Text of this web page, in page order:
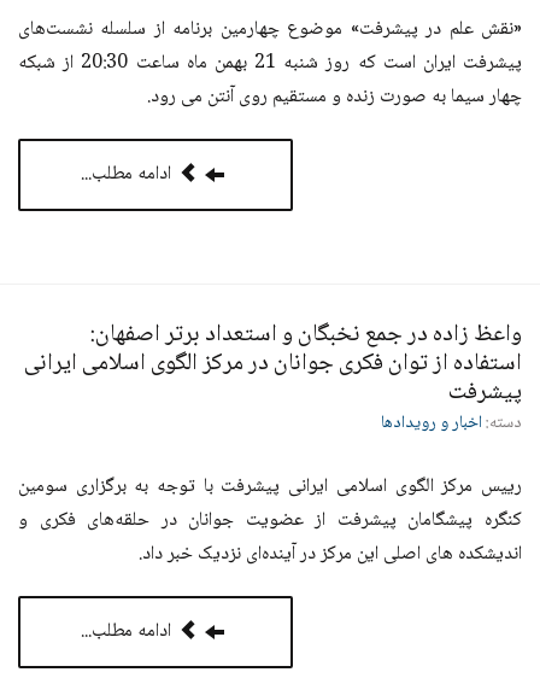
«نقش علم در پیشرفت» موضوع چهارمین برنامه از سلسله نشست‌های
پیشرفت ایران است که روز شنبه 21 بهمن ماه ساعت 20:30 از شبکه
چهار سیما به صورت زنده و مستقیم روی آنتن می رود.
ادامه مطلب...
واعظ زاده در جمع نخبگان و استعداد برتر اصفهان:
استفاده از توان فکری جوانان در مرکز الگوی اسلامی ایرانی
پیشرفت
دسته:اخبار و رویدادها
رییس مرکز الگوی اسلامی ایرانی پیشرفت با توجه به برگزاری سومین
کنگره پیشگامان پیشرفت از عضویت جوانان در حلقه‌های فکری و
اندیشکده های اصلی این مرکز در آینده‌ای نزدیک خبر داد.
ادامه مطلب...